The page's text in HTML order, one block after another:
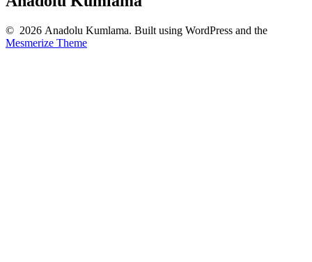
© 2026 Anadolu Kumlama. Built using WordPress and the
Mesmerize Theme